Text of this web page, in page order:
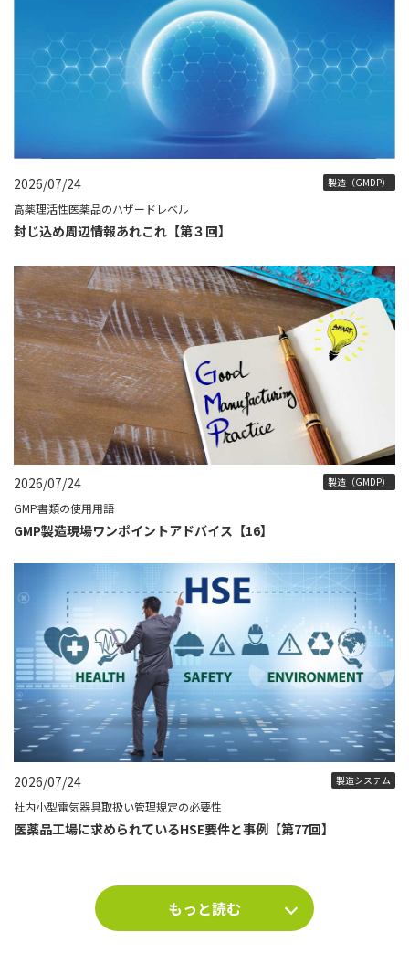
2026/07/24 製造（GMDP）
高薬理活性医薬品のハザードレベル
封じ込め周辺情報あれこれ【第３回】
2026/07/24 製造（GMDP）
GMP書類の使用用語
GMP製造現場ワンポイントアドバイス【16】
2026/07/24 製造システム
社内小型電気器具取扱い管理規定の必要性
医薬品工場に求められているHSE要件と事例【第77回】
もっと読む